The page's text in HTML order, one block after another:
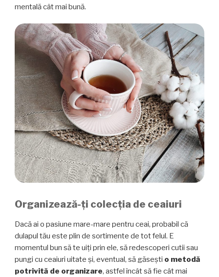
mentală cât mai bună.
Organizează-ți colecția de ceaiuri
Dacă ai o pasiune mare-mare pentru ceai, probabil că
dulapul tău este plin de sortimente de tot felul. E
momentul bun să te uiți prin ele, să redescoperi cutii sau
pungi cu ceaiuri uitate și, eventual, să găsești o metodă
potrivită de organizare, astfel încât să fie cât mai